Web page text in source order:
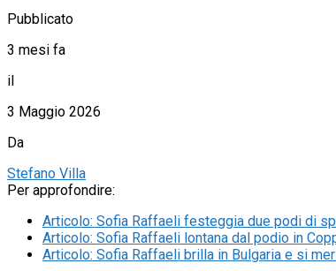
Pubblicato
3 mesi fa
il
3 Maggio 2026
Da
Stefano Villa
Per approfondire:
Articolo: Sofia Raffaeli festeggia due podi di
Articolo: Sofia Raffaeli lontana dal podio in
Articolo: Sofia Raffaeli brilla in Bulgaria e si